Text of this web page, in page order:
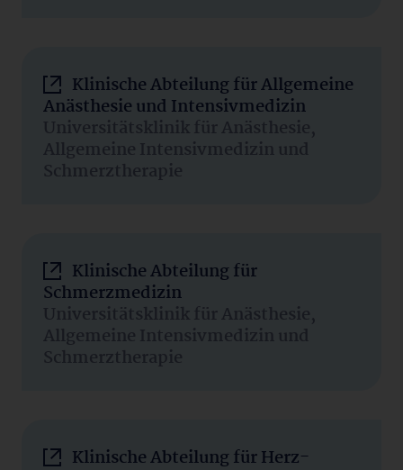
Klinische Abteilung für Allgemeine
Anästhesie und Intensivmedizin
Universitätsklinik für Anästhesie,
Allgemeine Intensivmedizin und
Schmerztherapie
Klinische Abteilung für
Schmerzmedizin
Universitätsklinik für Anästhesie,
Allgemeine Intensivmedizin und
Schmerztherapie
Klinische Abteilung für Herz-